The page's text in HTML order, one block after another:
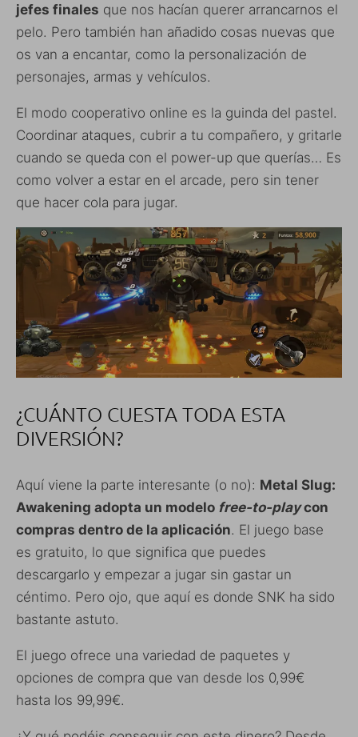
jefes finales que nos hacían querer arrancarnos el
pelo. Pero también han añadido cosas nuevas que
os van a encantar, como la personalización de
personajes, armas y vehículos.
El modo cooperativo online es la guinda del pastel.
Coordinar ataques, cubrir a tu compañero, y gritarle
cuando se queda con el power-up que querías… Es
como volver a estar en el arcade, pero sin tener
que hacer cola para jugar.
¿CUÁNTO CUESTA TODA ESTA
DIVERSIÓN?
Aquí viene la parte interesante (o no): Metal Slug:
Awakening adopta un modelo free-to-playcon
compras dentro de la aplicación. El juego base
es gratuito, lo que significa que puedes
descargarlo y empezar a jugar sin gastar un
céntimo. Pero ojo, que aquí es donde SNK ha sido
bastante astuto.
El juego ofrece una variedad de paquetes y
opciones de compra que van desde los 0,99€
hasta los 99,99€.